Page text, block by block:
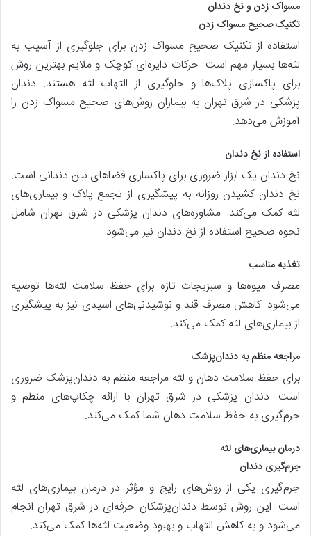
مسواک زدن و نخ دندان
تکنیک صحیح مسواک زدن
استفاده از تکنیک صحیح مسواک زدن برای جلوگیری از آسیب به
لثه‌ها بسیار مهم است. حرکات دایره‌ای کوچک و ملایم بهترین روش
برای پاکسازی پلاک‌ها و جلوگیری از التهاب لثه هستند. دندان
پزشکی در شرق تهران به بیماران روش‌های صحیح مسواک زدن را
آموزش می‌دهد.
استفاده از نخ دندان
نخ دندان یک ابزار ضروری برای پاکسازی فضاهای بین دندانی است.
نخ دندان کشیدن روزانه به پیشگیری از تجمع پلاک و بیماری‌های
لثه کمک می‌کند. مشاوره‌های دندان پزشکی در شرق تهران شامل
نحوه صحیح استفاده از نخ دندان نیز می‌شود.
تغذیه مناسب
مصرف میوه‌ها و سبزیجات تازه برای حفظ سلامت لثه‌ها توصیه
می‌شود. کاهش مصرف قند و نوشیدنی‌های اسیدی نیز به پیشگیری
از بیماری‌های لثه کمک می‌کند.
مراجعه منظم به دندان‌پزشک
برای حفظ سلامت دهان و لثه مراجعه منظم به دندان‌پزشک ضروری
است. دندان پزشکی در شرق تهران با ارائه چکاپ‌های منظم و
جرم‌گیری به حفظ سلامت دهان شما کمک می‌کند.
درمان بیماری‌های لثه
جرم‌گیری دندان
جرم‌گیری یکی از روش‌های رایج و مؤثر در درمان بیماری‌های لثه
است. این روش توسط دندان‌پزشکان حرفه‌ای در شرق تهران انجام
می‌شود و به کاهش التهاب و بهبود وضعیت لثه‌ها کمک می‌کند.